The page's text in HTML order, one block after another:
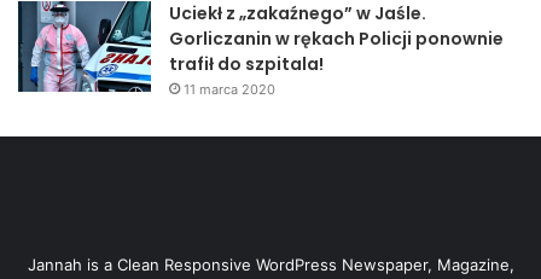
Odnawialne źródła energii, www.cieplozziemi.pl
Portal prowadzony jest przez firmę Argus Sp. z o.o. w
projektowaniu, wycenie oraz montażu układów
Uciekł z „zakaźnego” w Jaśle.
Gorliczanin w rękach Policji ponownie
trafił do szpitala!
11 marca 2020
Jannah is a Clean Responsive WordPress Newspaper, Magazine,